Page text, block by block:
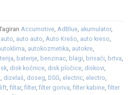
Accumotive, AdBlue, akumulator,
auto, auto auto, Auto Krešo, auto kreso,
, autokozmetika, autokre,
, baterije, benzinac, blagi, brisači, brtva,
, disk kočnice, disk pločice, diskovi,
, dizelaš, doseg, DSG, electric, electro,
,filtar,filter,filter goriva,filter kabine,filter